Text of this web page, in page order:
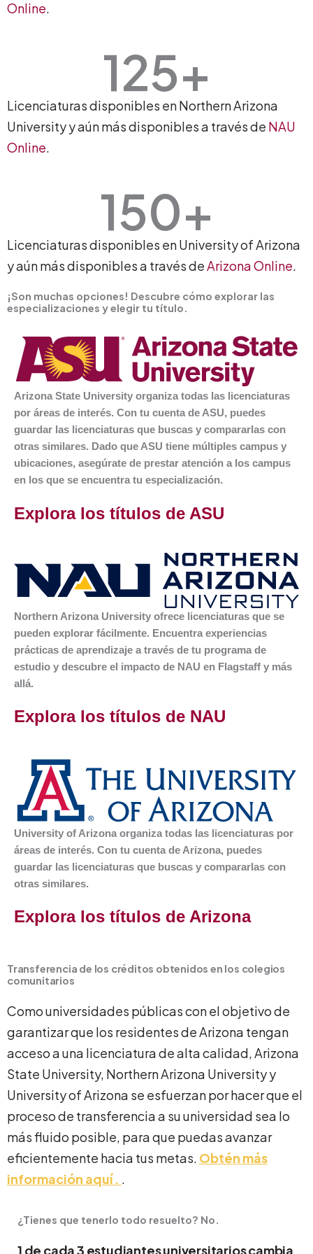
Online.
125+
Licenciaturas disponibles en Northern Arizona
University y aún más disponibles a través de NAU
Online.
150+
Licenciaturas disponibles en University of Arizona
y aún más disponibles a través deArizona Online.
¡Son muchas opciones! Descubre cómo explorar las
especializaciones y elegir tu título.
Arizona State University organiza todas las licenciaturas
por áreas de interés. Con tu cuenta de ASU, puedes
guardar las licenciaturas que buscas y compararlas con
otras similares. Dado que ASU tiene múltiples campus y
ubicaciones, asegúrate de prestar atención a los campus
en los que se encuentra tu especialización.
Explora los títulos de ASU
Northern Arizona University ofrece licenciaturas que se
pueden explorar fácilmente. Encuentra experiencias
prácticas de aprendizaje a través de tu programa de
estudio y descubre el impacto de NAU en Flagstaff y más
allá.
Explora los títulos de NAU
University of Arizona organiza todas las licenciaturas por
áreas de interés. Con tu cuenta de Arizona, puedes
guardar las licenciaturas que buscas y compararlas con
otras similares.
Explora los títulos de Arizona
Transferencia de los créditos obtenidos en los colegios
comunitarios
Como universidades públicas con el objetivo de
garantizar que los residentes de Arizona tengan
acceso a una licenciatura de alta calidad, Arizona
State University, Northern Arizona University y
University of Arizona se esfuerzan por hacer que el
proceso de transferencia a su universidad sea lo
más fluido posible, para que puedas avanzar
eficientemente hacia tus metas. Obtén más
información aquí . .
¿Tienes que tenerlo todo resuelto? No.
1 de cada 3 estudiantes universitarios cambia